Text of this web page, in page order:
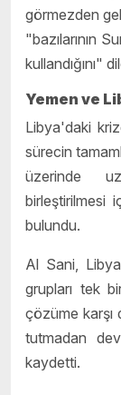
görmezden
"bazılarının
kullandığını"
Yemen ve
Libya'daki
sürecin
üzerinde
birleştirilmesi
bulundu.
Al Sani,
grupları tek
çözüme karşı
tutmadan
kaydetti.